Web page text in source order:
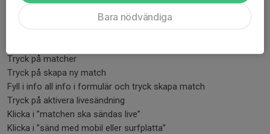
måste vara admin för att göra det.
Tryck på matcher
Tryck på skapa ny match
Fyll i info all info i formulär och tryck skapa match
Tryck på aktivera livesändning
Klicka i ”matchen ska sändas live”
Klicka i ”sänd med mobil eller surfplatta”
Bara nödvändiga